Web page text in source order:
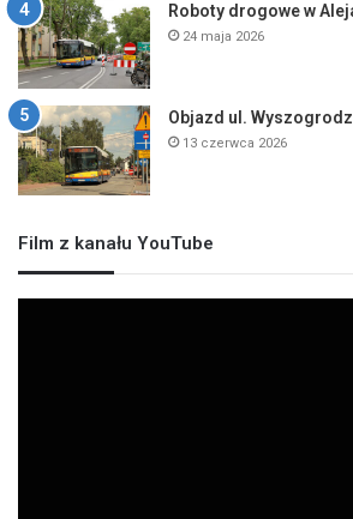
Roboty drogowe w
24 maja 2026
Objazd ul.
13 czerwca 2026
Film z kanału YouTube